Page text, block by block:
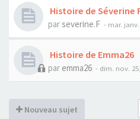
Histoire de Séverine
parseverine.F - mar. janv.
Histoire de Emma26
par emma26 - dim. nov.
Nouveau sujet